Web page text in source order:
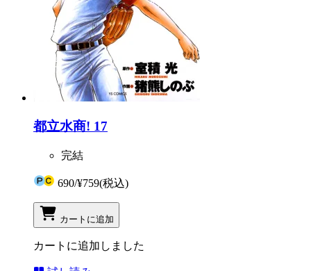
都立水商! 17
完結
690/¥759(税込)
カートに追加
カートに追加しました